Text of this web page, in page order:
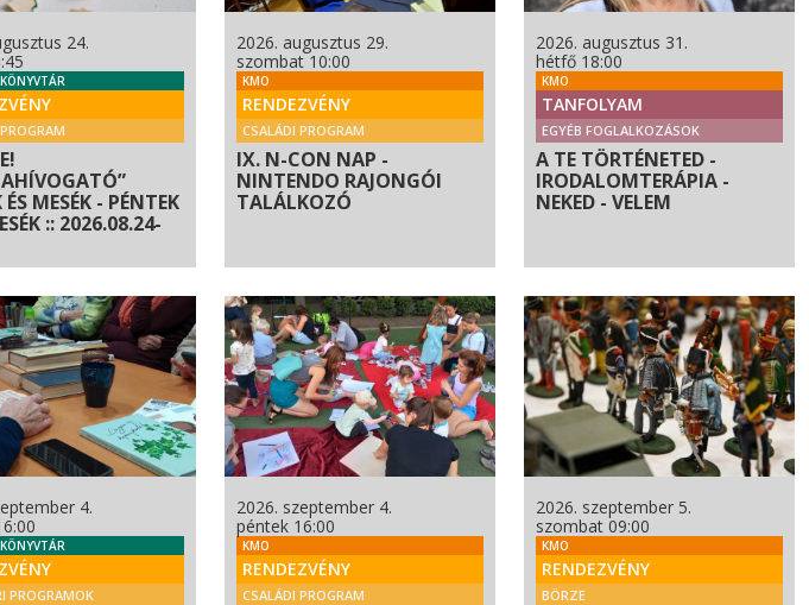
24.
KÖNYVTÁR
ÉS MESÉK - PÉNTEK
:: 2026.08.24-
2026. augusztus 29.
szombat 10:00
KMO
RENDEZVÉNY
CSALÁDI PROGRAM
IX. N-CON NAP -
NINTENDO RAJONGÓI
TALÁLKOZÓ
2026. augusztus 31.
hétfő 18:00
KMO
TANFOLYAM
EGYÉB FOGLALKOZÁSOK
A TE TÖRTÉNETED -
IRODALOMTERÁPIA -
NEKED - VELEM
4.
KÖNYVTÁR
PROGRAMOK
2026. szeptember 4.
péntek 16:00
KMO
RENDEZVÉNY
CSALÁDI PROGRAM
2026. szeptember 5.
szombat 09:00
KMO
RENDEZVÉNY
BÖRZE